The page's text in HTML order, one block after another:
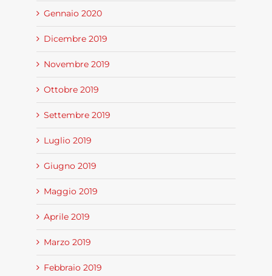
Gennaio 2020
Dicembre 2019
Novembre 2019
Ottobre 2019
Settembre 2019
Luglio 2019
Giugno 2019
Maggio 2019
Aprile 2019
Marzo 2019
Febbraio 2019